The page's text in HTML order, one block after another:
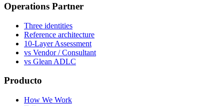
Operations Partner
Three identities
Reference architecture
10-Layer Assessment
vs Vendor / Consultant
vs Glean ADLC
Producto
How We Work